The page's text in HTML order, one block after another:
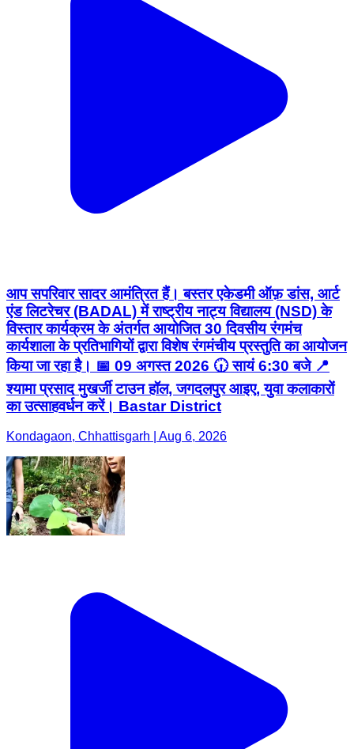
आप सपरिवार सादर आमंत्रित हैं। बस्तर एकेडमी ऑफ़ डांस, आर्ट
एंड लिटरेचर (BADAL) में राष्ट्रीय नाट्य विद्यालय (NSD) के
विस्तार कार्यक्रम के अंतर्गत आयोजित 30 दिवसीय रंगमंच
कार्यशाला के प्रतिभागियों द्वारा विशेष रंगमंचीय प्रस्तुति का आयोजन
किया जा रहा है। 📅 09 अगस्त 2026 🕡 सायं 6:30 बजे 📍
श्यामा प्रसाद मुखर्जी टाउन हॉल, जगदलपुर आइए, युवा कलाकारों
का उत्साहवर्धन करें। Bastar District
Kondagaon, Chhattisgarh | Aug 6, 2026